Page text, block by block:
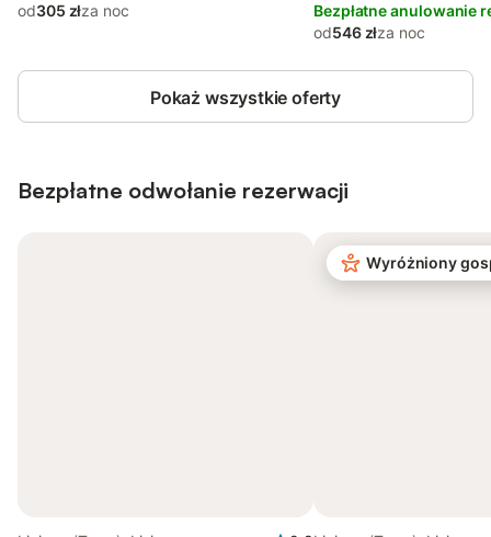
od305 złza noc
Bezpłatne anulowanie
od546 złza noc
Pokaż wszystkie oferty
Bezpłatne odwołanie rezerwacji
Wyróżniony